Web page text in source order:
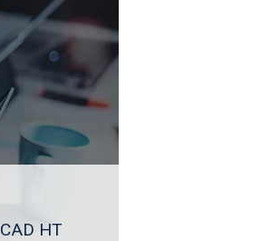
CAD HT